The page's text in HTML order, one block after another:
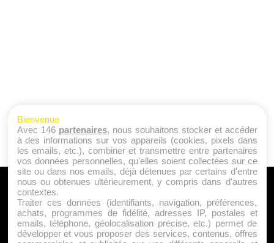
A PROPOS
Qui sommes nous ?
Mentions Légales
Publicité
Bienvenue
Avec 146 partenaires, nous souhaitons stocker et accéder
à des informations sur vos appareils (cookies, pixels dans
les emails, etc.), combiner et transmettre entre partenaires
vos données personnelles, qu'elles soient collectées sur ce
site ou dans nos emails, déjà détenues par certains d'entre
nous ou obtenues ultérieurement, y compris dans d'autres
contextes.
Traiter ces données (identifiants, navigation, préférences,
achats, programmes de fidélité, adresses IP, postales et
emails, téléphone, géolocalisation précise, etc.) permet de
développer et vous proposer des services, contenus, offres